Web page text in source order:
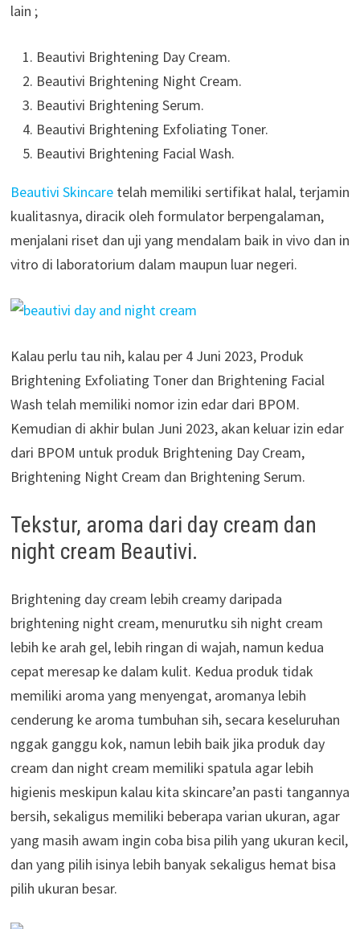
lain ;
Beautivi Brightening Day Cream.
Beautivi Brightening Night Cream.
Beautivi Brightening Serum.
Beautivi Brightening Exfoliating Toner.
Beautivi Brightening Facial Wash.
Beautivi Skincaretelah memiliki sertifikat halal, terjamin
kualitasnya, diracik oleh formulator berpengalaman,
menjalani riset dan uji yang mendalam baik in vivo dan in
vitro di laboratorium dalam maupun luar negeri.
Kalau perlu tau nih, kalau per 4 Juni 2023, Produk
Brightening Exfoliating Toner dan Brightening Facial
Wash telah memiliki nomor izin edar dari BPOM.
Kemudian di akhir bulan Juni 2023, akan keluar izin edar
dari BPOM untuk produk Brightening Day Cream,
Brightening Night Cream dan Brightening Serum.
Tekstur, aroma dari day cream dan
night cream Beautivi.
Brightening day cream lebih creamy daripada
brightening night cream, menurutku sih night cream
lebih ke arah gel, lebih ringan di wajah, namun kedua
cepat meresap ke dalam kulit. Kedua produk tidak
memiliki aroma yang menyengat, aromanya lebih
cenderung ke aroma tumbuhan sih, secara keseluruhan
nggak ganggu kok, namun lebih baik jika produk day
cream dan night cream memiliki spatula agar lebih
higienis meskipun kalau kita skincare’an pasti tangannya
bersih, sekaligus memiliki beberapa varian ukuran, agar
yang masih awam ingin coba bisa pilih yang ukuran kecil,
dan yang pilih isinya lebih banyak sekaligus hemat bisa
pilih ukuran besar.